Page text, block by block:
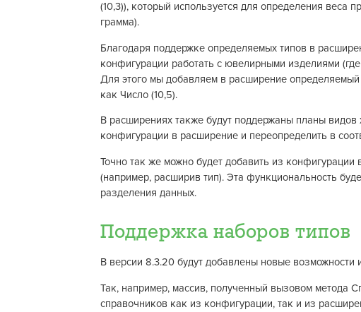
(10,3)), который используется для определения веса
грамма).
Благодаря поддержке определяемых типов в
конфигурации работать с ювелирными изделиями
Для этого мы добавляем в расширение
как Число (10,5).
В расширениях также будут поддержаны планы видов
конфигурации в расширение и переопределить в
Точно так же можно будет добавить из
(например, расширив тип). Эта функциональность
разделения данных.
Поддержка наборов типов
В версии 8.3.20 будут добавлены новые
Так, например, массив, полученный вызовом метода
справочников как из конфигурации, так и из